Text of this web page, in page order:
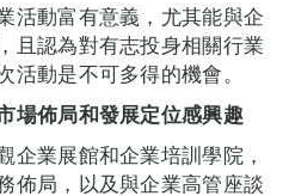
活動富有意義，尤其能與企
且認為對有志投身相關行業
活動是不可多得的機會。
場佈局和發展定位感興趣
企業展館和企業培訓學院，
佈局，以及與企業高管座談